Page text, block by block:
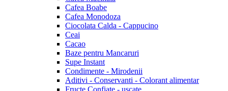
Cafea Boabe
Cafea Monodoza
Ciocolata Calda - Cappucino
Ceai
Cacao
Baze pentru Mancaruri
Supe Instant
Condimente - Mirodenii
Aditivi - Conservanti - Colorant alimentar